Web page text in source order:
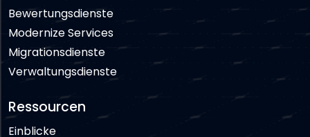
Bewertungsdienste
Modernize Services
Migrationsdienste
Verwaltungsdienste
Ressourcen
Einblicke